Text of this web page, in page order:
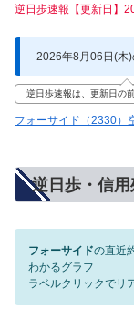
逆日歩速報【更新日】
2026年8月06日(木)
逆日歩速報は、更新日の
フォーサイド（2330）
逆日歩・信用
フォーサイドの直近
わかるグラフ
ラベルクリックでリ